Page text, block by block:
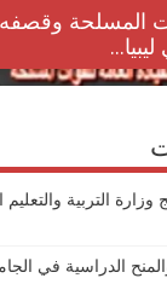
المسلحة
وزارة التربية
الدراسية في